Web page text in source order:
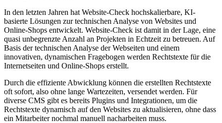
In den letzten Jahren hat Website-Check hochskalierbare, KI-
basierte Lösungen zur technischen Analyse von Websites und
Online-Shops entwickelt. Website-Check ist damit in der Lage, eine
quasi unbegrenzte Anzahl an Projekten in Echtzeit zu betreuen. Auf
Basis der technischen Analyse der Webseiten und einem
innovativen, dynamischen Fragebogen werden Rechtstexte für die
Internetseiten und Online-Shops erstellt.
Durch die effiziente Abwicklung können die erstellten Rechtstexte
oft sofort, also ohne lange Wartezeiten, versendet werden. Für
diverse CMS gibt es bereits Plugins und Integrationen, um die
Rechtstexte dynamisch auf den Websites zu aktualisieren, ohne dass
ein Mitarbeiter nochmal manuell nacharbeiten muss.